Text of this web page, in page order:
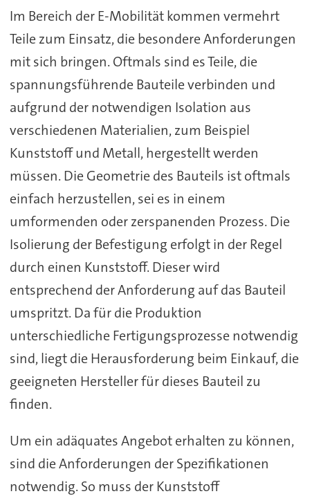
Im Bereich der E-Mobilität kommen vermehrt
Teile zum Einsatz, die besondere Anforderungen
mit sich bringen. Oftmals sind es Teile, die
spannungsführende Bauteile verbinden und
aufgrund der notwendigen Isolation aus
verschiedenen Materialien, zum Beispiel
Kunststoff und Metall, hergestellt werden
müssen. Die Geometrie des Bauteils ist oftmals
einfach herzustellen, sei es in einem
umformenden oder zerspanenden Prozess. Die
Isolierung der Befestigung erfolgt in der Regel
durch einen Kunststoff. Dieser wird
entsprechend der Anforderung auf das Bauteil
umspritzt. Da für die Produktion
unterschiedliche Fertigungsprozesse notwendig
sind, liegt die Herausforderung beim Einkauf, die
geeigneten Hersteller für dieses Bauteil zu
finden.
Um ein adäquates Angebot erhalten zu können,
sind die Anforderungen der Spezifikationen
notwendig. So muss der Kunststoff